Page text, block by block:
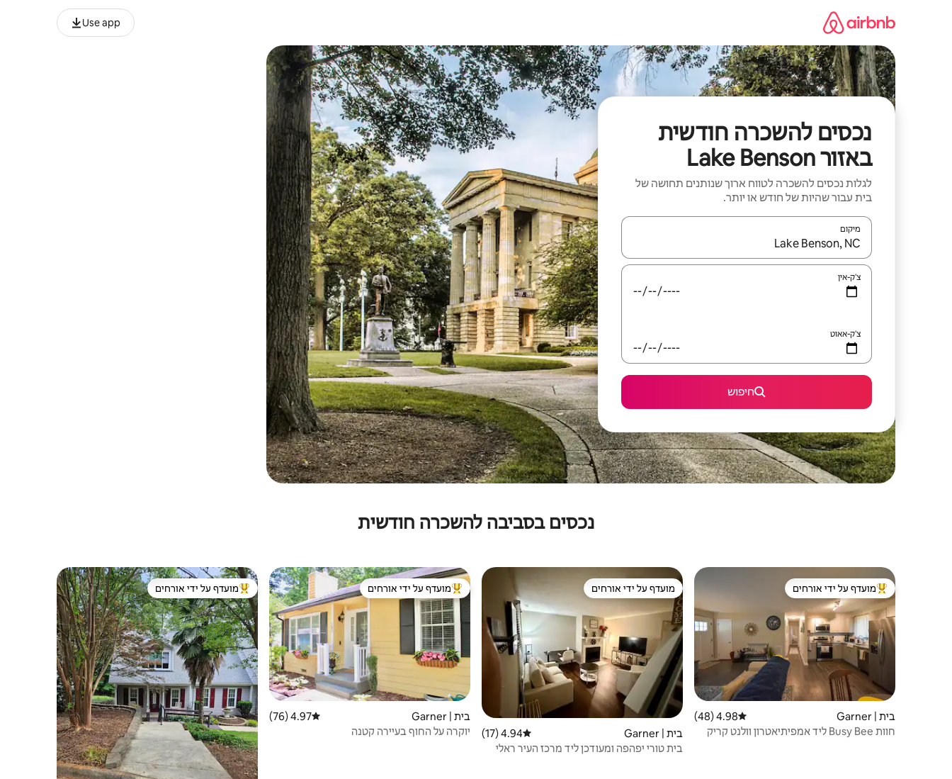
Use app
נכסים להשכרה חודשית
באזור Lake Benson
לגלות נכסים להשכרה לטווח ארוך שנותנים תחושה של
בית עבור שהיות של חודש או יותר.
מיקום
כאשר התוצאות יהיו זמינות, יש לנווט עם מקשי החיצים למעלה ולמטה או לעיין בעזרת תנועות מגע או החלקה.
צ'ק-אין
צ'ק-אאוט
חיפוש
נכסים בסביבה להשכרה חודשית
מוביל בקרב נכסים מועדפים על ידי אורחים
מועדף על ידי אורחים
בית | Garner דירוג ממוצע של 4.98 מתוך 5, 48 ביקורות
4.98 (48)
חוות Busy Bee ליד אמפיתיאטרון וולנט קריק
מועדף על ידי אורחים
מועדף על ידי אורחים
בית | Garner דירוג ממוצע של 4.94 מתוך 5, 17 ביקורות
4.94 (17)
בית טורי יפהפה ומעודכן ליד מרכז העיר ראלי
מוביל בקרב נכסים מועדפים על ידי אורחים
מועדף על ידי אורחים
בית | Garner דירוג ממוצע של 4.97 מתוך 5, 76 ביקורות
4.97 (76)
יוקרה על החוף בעיירה קטנה
מוביל בקרב נכסים מועדפים על ידי אורחים
מועדף על ידי אורחים